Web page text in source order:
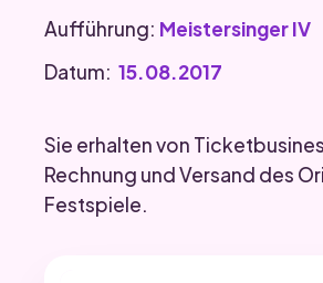
Aufführung: Meistersinger IV
Datum: 15.08.2017
Sie erhalten von
Rechnung und Versand des
Festspiele.